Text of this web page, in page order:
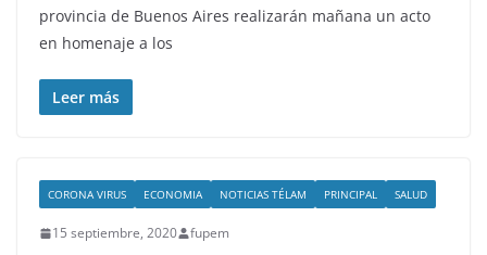
provincia de Buenos Aires realizarán mañana un acto
en homenaje a los
Leer más
CORONA VIRUS ECONOMIA NOTICIAS TÉLAM PRINCIPAL SALUD
15 septiembre, 2020 fupem